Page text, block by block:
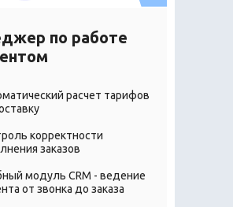
по работе
расчет тарифов
корректности
заказов
модуль CRM - ведение
от звонка до заказа